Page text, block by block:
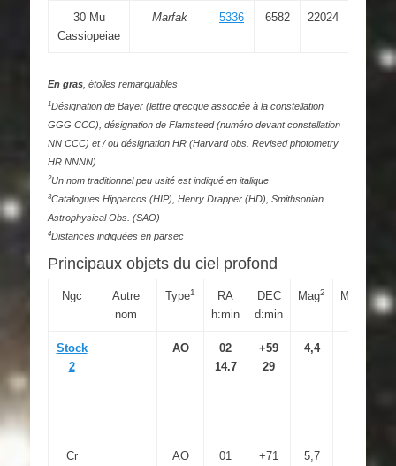
30 Mu
Cassiopeiae
Marfak 5336 6582 22024
En gras , étoiles remarquables
1Désignation de Bayer (lettre grecque associée à la constellation
GGG CCC), désignation de Flamsteed (numéro devant constellation
NN CCC) et / ou désignation HR (Harvard obs. Revised photometry
HR NNNN)
2Un nom traditionnel peu usité est indiqué en italique
3Catalogues Hipparcos (HIP), Henry Drapper (HD), Smithsonian
Astrophysical Obs. (SAO)
4Distances indiquées en parsec
Principaux objets du ciel profond
Ngc
Autre
nom
Type1
RA
h:min
DEC
d:min
Mag2 M.S
Stock
2
AO
02
14.7
+59
29
4,4
Cr
AO
01
+71
5,7